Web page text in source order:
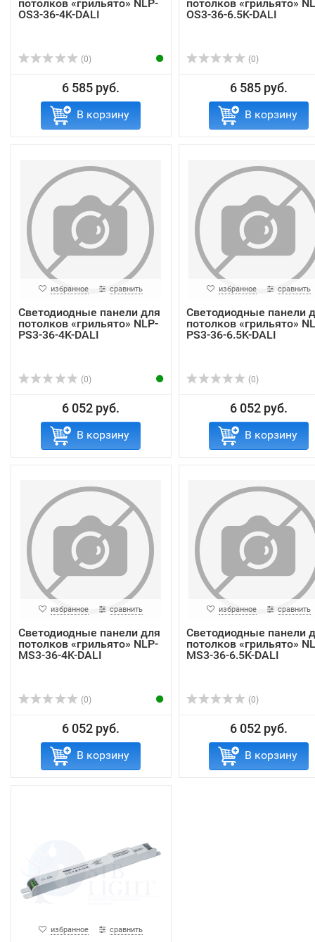
потолков «грильято» NLP-
OS3-36-4K-DALI
(0)
6 585 руб.
В корзину
потолков «грильято»
OS3-36-6.5K-DALI
(0)
6 585 руб.
В корзину
избранное сравнить
Светодиодные панели для
потолков «грильято» NLP-
PS3-36-4K-DALI
(0)
6 052 руб.
В корзину
избранное сравнить
Светодиодные панели
потолков «грильято»
PS3-36-6.5K-DALI
(0)
6 052 руб.
В корзину
избранное сравнить
Светодиодные панели для
потолков «грильято» NLP-
MS3-36-4K-DALI
(0)
6 052 руб.
В корзину
избранное сравнить
Светодиодные панели
потолков «грильято»
MS3-36-6.5K-DALI
(0)
6 052 руб.
В корзину
избранное сравнить